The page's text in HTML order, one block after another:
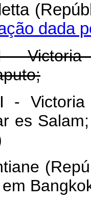
dada
- Victoria
-
Dar es